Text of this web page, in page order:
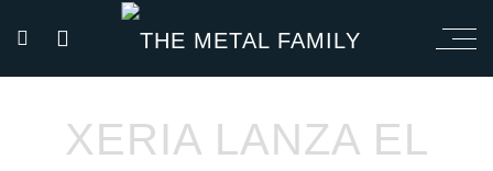
XERIA LANZA EL